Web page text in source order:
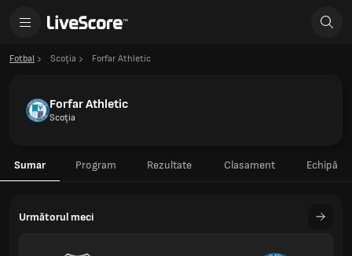
Fotbal Scoţia Forfar Athletic
Forfar Athletic
Scoţia
Sumar Program Rezultate Clasament Echipă
Următorul meci